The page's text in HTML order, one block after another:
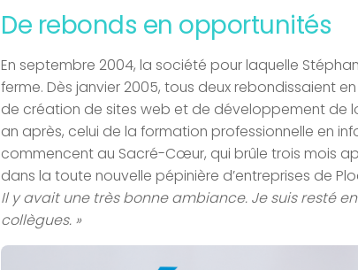
De rebonds en opportunités
En septembre 2004, la société pour laquelle
ferme. Dès janvier 2005, tous deux rebondissaient
de création de sites web et de développement de
an après, celui de la formation professionnelle en
commencent au Sacré-Cœur, qui brûle trois mois
dans la toute nouvelle pépinière d’entreprises de
Il y avait une très bonne ambiance. Je suis resté
collègues. »